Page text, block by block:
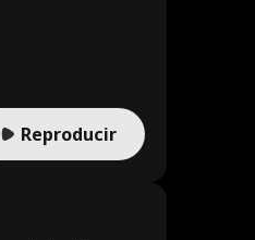
Reproducir